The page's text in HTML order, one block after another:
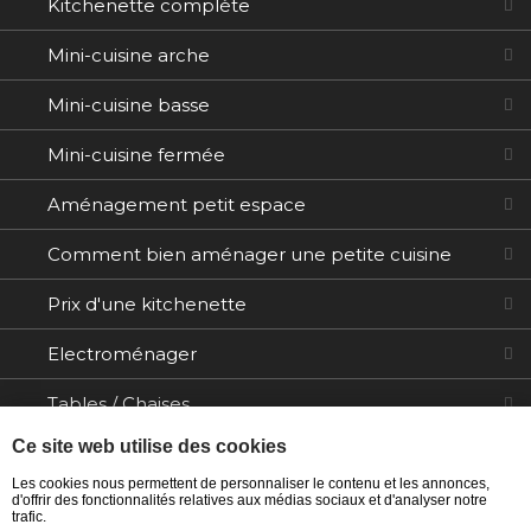
Kitchenette complète
Mini-cuisine arche
Mini-cuisine basse
Mini-cuisine fermée
Aménagement petit espace
Comment bien aménager une petite cuisine
Prix d'une kitchenette
Electroménager
Tables / Chaises
Ilôts
Ce site web utilise des cookies
Les cookies nous permettent de personnaliser le contenu et les annonces,
d'offrir des fonctionnalités relatives aux médias sociaux et d'analyser notre
trafic.